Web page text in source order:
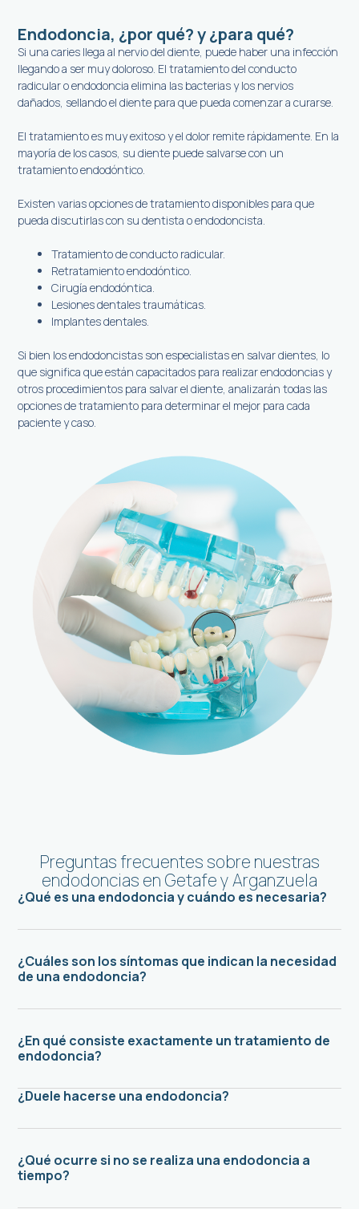
Endodoncia, ¿por qué? y ¿para qué?
Si una caries llega al nervio del diente, puede haber una infección
llegando a ser muy doloroso. El tratamiento del conducto
radicular o endodoncia elimina las bacterias y los nervios
dañados, sellando el diente para que pueda comenzar a curarse.
El tratamiento es muy exitoso y el dolor remite rápidamente. En la
mayoría de los casos, su diente puede salvarse con un
tratamiento endodóntico.
Existen varias opciones de tratamiento disponibles para que
pueda discutirlas con su dentista o endodoncista.
Tratamiento de conducto radicular.
Retratamiento endodóntico.
Cirugía endodóntica.
Lesiones dentales traumáticas.
Implantes dentales.
Si bien los endodoncistas son especialistas en salvar dientes, lo
que significa que están capacitados para realizar endodoncias y
otros procedimientos para salvar el diente, analizarán todas las
opciones de tratamiento para determinar el mejor para cada
paciente y caso.
Preguntas frecuentes sobre nuestras
endodoncias en Getafe y Arganzuela
¿Qué es una endodoncia y cuándo es necesaria?
¿Cuáles son los síntomas que indican la necesidad
de una endodoncia?
¿En qué consiste exactamente un tratamiento de
endodoncia?
¿Duele hacerse una endodoncia?
¿Qué ocurre si no se realiza una endodoncia a
tiempo?